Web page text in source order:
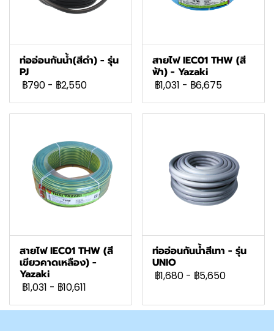
ท่ออ่อนกันน้ำ(สีดำ) - รุ่น
PJ
฿790 - ฿2,550
สายไฟ IEC01 THW (สี
ฟ้า) - Yazaki
฿1,031 - ฿6,675
สายไฟ IEC01 THW (สี
เขียวคาดเหลือง) -
Yazaki
฿1,031 - ฿10,611
ท่ออ่อนกันน้ำสีเทา - รุ่น
UNIO
฿1,680 - ฿5,650